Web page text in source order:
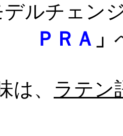
ルチェン
ＰＲＡ 」
は、 ラテン